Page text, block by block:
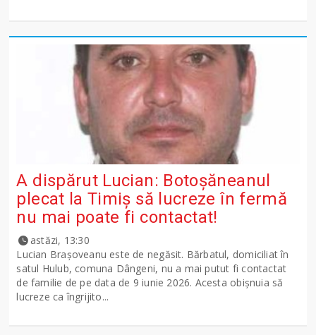
A dispărut Lucian: Botoșăneanul
plecat la Timiș să lucreze în fermă
nu mai poate fi contactat!
astăzi, 13:30
Lucian Brașoveanu este de negăsit. Bărbatul, domiciliat în
satul Hulub, comuna Dângeni, nu a mai putut fi contactat
de familie de pe data de 9 iunie 2026. Acesta obișnuia să
lucreze ca îngrijito...